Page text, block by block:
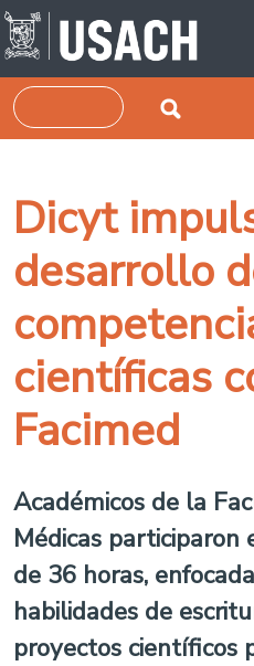
Pasar al contenido principal
Buscar
Dicyt
desarrollo
científicas
Facimed
Académicos de la
Médicas participaron
de 36 horas,
habilidades de
proyectos científicos